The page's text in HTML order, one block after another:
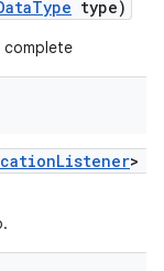
Type type)
complete
Listener>